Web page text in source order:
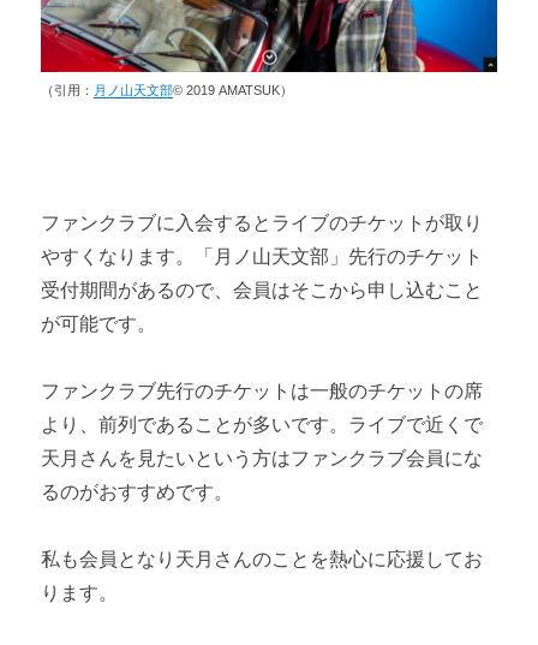
（引用： 月ノ山天文部© 2019 AMATSUK）
ファンクラブに入会するとライブのチケットが取り
やすくなります。「月ノ山天文部」先行のチケット
受付期間があるので、会員はそこから申し込むこと
が可能です。
ファンクラブ先行のチケットは一般のチケットの席
より、前列であることが多いです。ライブで近くで
天月さんを見たいという方はファンクラブ会員にな
るのがおすすめです。
私も会員となり天月さんのことを熱心に応援してお
ります。